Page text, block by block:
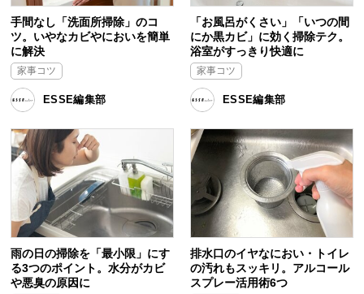
手間なし「洗面所掃除」のコ
ツ。いやなカビやにおいを簡単
に解決
家事コツ
ESSE編集部
「お風呂がくさい」「いつの間
にか黒カビ」に効く掃除テク。
浴室がすっきり快適に
家事コツ
ESSE編集部
雨の日の掃除を「最小限」にす
る3つのポイント。水分がカビ
や悪臭の原因に
排水口のイヤなにおい・トイレ
の汚れもスッキリ。アルコール
スプレー活用術6つ